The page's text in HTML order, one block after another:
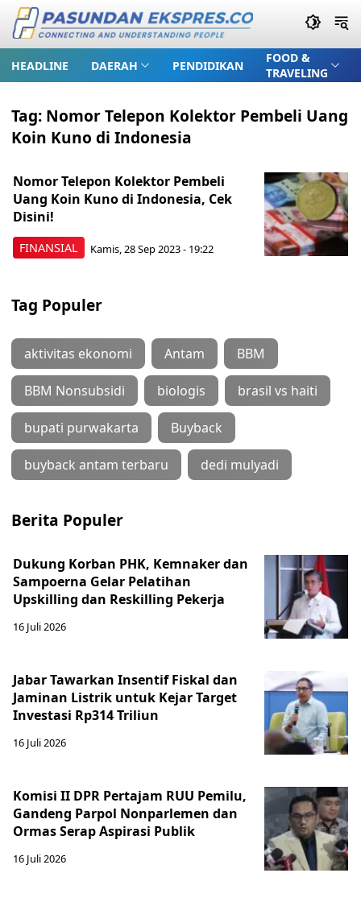
HEADLINE DAERAH PENDIDIKAN
FOOD &
TRAVELING
Tag: Nomor Telepon Kolektor Pembeli Uang
Koin Kuno di Indonesia
FINANSIAL
Nomor Telepon Kolektor Pembeli
Uang Koin Kuno di Indonesia, Cek
Disini!
Kamis, 28 Sep 2023 - 19:22
Tag Populer
aktivitas ekonomi Antam BBM
BBM Nonsubsidi biologis brasil vs haiti
bupati purwakarta Buyback
buyback antam terbaru dedi mulyadi
Berita Populer
Dukung Korban PHK, Kemnaker dan
Sampoerna Gelar Pelatihan
Upskilling dan Reskilling Pekerja
16 Juli 2026
Jabar Tawarkan Insentif Fiskal dan
Jaminan Listrik untuk Kejar Target
Investasi Rp314 Triliun
16 Juli 2026
Komisi II DPR Pertajam RUU Pemilu,
Gandeng Parpol Nonparlemen dan
Ormas Serap Aspirasi Publik
16 Juli 2026